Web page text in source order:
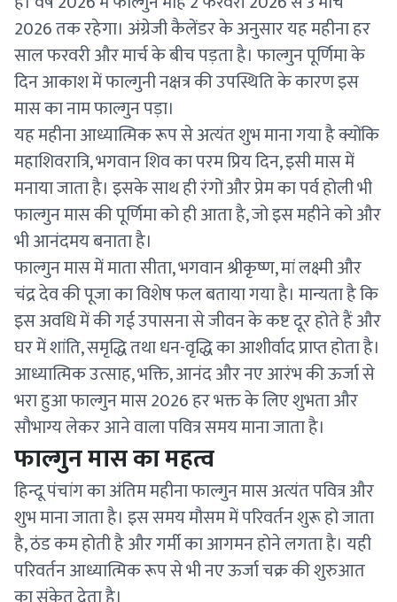
2026 तक रहेगा। अंग्रेजी कैलेंडर के अनुसार यह महीना हर
साल फरवरी और मार्च के बीच पड़ता है। फाल्गुन पूर्णिमा के
दिन आकाश में फाल्गुनी नक्षत्र की उपस्थिति के कारण इस
मास का नाम फाल्गुन पड़ा।
यह महीना आध्यात्मिक रूप से अत्यंत शुभ माना गया है क्योंकि
महाशिवरात्रि, भगवान शिव का परम प्रिय दिन, इसी मास में
मनाया जाता है। इसके साथ ही रंगों और प्रेम का पर्व होली भी
फाल्गुन मास की पूर्णिमा को ही आता है, जो इस महीने को और
भी आनंदमय बनाता है।
फाल्गुन मास में माता सीता, भगवान श्रीकृष्ण, मां लक्ष्मी और
चंद्र देव की पूजा का विशेष फल बताया गया है। मान्यता है कि
इस अवधि में की गई उपासना से जीवन के कष्ट दूर होते हैं और
घर में शांति, समृद्धि तथा धन-वृद्धि का आशीर्वाद प्राप्त होता है।
आध्यात्मिक उत्साह, भक्ति, आनंद और नए आरंभ की ऊर्जा से
भरा हुआ फाल्गुन मास 2026 हर भक्त के लिए शुभता और
सौभाग्य लेकर आने वाला पवित्र समय माना जाता है।
फाल्गुन मास का महत्व
हिन्दू पंचांग का अंतिम महीना फाल्गुन मास अत्यंत पवित्र और
शुभ माना जाता है। इस समय मौसम में परिवर्तन शुरू हो जाता
है, ठंड कम होती है और गर्मी का आगमन होने लगता है। यही
परिवर्तन आध्यात्मिक रूप से भी नए ऊर्जा चक्र की शुरुआत